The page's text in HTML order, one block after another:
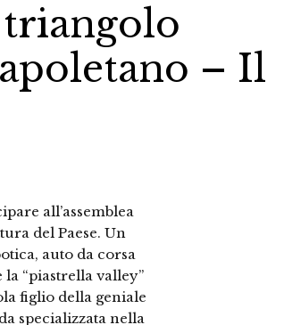
triangolo
– Il
all’assemblea
del Paese. Un
auto da corsa
“piastrella valley”
figlio della geniale
specializzata nella